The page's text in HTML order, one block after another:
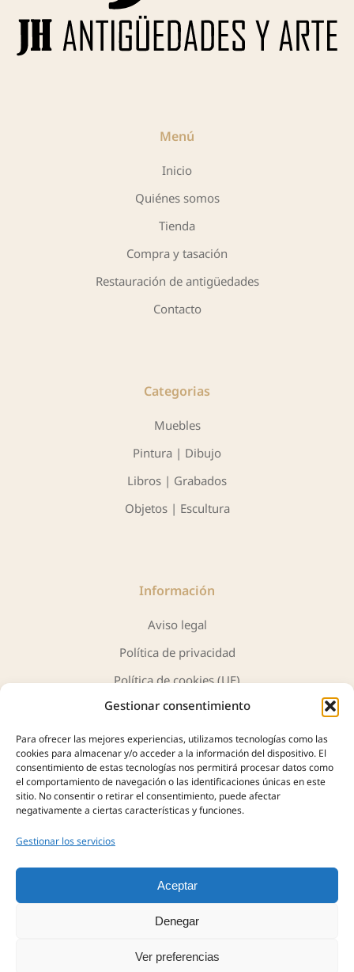
Gestionar consentimiento
Para ofrecer las mejores experiencias, utilizamos tecnologías como las
cookies para almacenar y/o acceder a la información del dispositivo. El
consentimiento de estas tecnologías nos permitirá procesar datos como
el comportamiento de navegación o las identificaciones únicas en este
sitio. No consentir o retirar el consentimiento, puede afectar
negativamente a ciertas características y funciones.
Gestionar los servicios
Aceptar
Denegar
Ver preferencias
Menú
Inicio
Quiénes somos
Tienda
Compra y tasación
Restauración de antigüedades
Contacto
Categorias
Muebles
Pintura | Dibujo
Libros | Grabados
Objetos | Escultura
Información
Aviso legal
Política de privacidad
Política de cookies (UE)
JH Antigüedades y Arteofrece una cuidada selección de
piezas únicas, obras de arte y objetos con historia. Más de
40 años de experiencia nos avalan en la compra, tasación y
venta de antigüedades, siempre con profesionalidad,